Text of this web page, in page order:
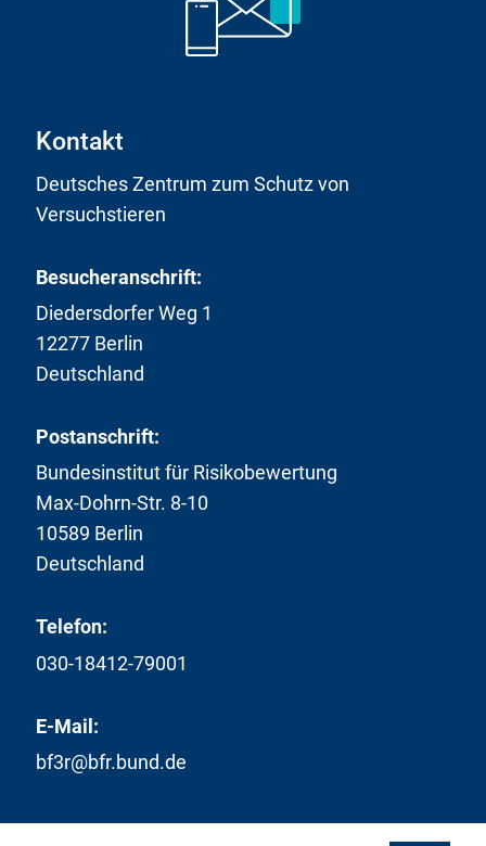
Kontakt
Deutsches Zentrum zum Schutz von
Versuchstieren
Besucheranschrift:
Diedersdorfer Weg 1
12277 Berlin
Deutschland
Postanschrift:
Bundesinstitut für Risikobewertung
Max-Dohrn-Str. 8-10
10589 Berlin
Deutschland
Telefon:
030-18412-79001
E-Mail:
bf3r@bfr.bund.de